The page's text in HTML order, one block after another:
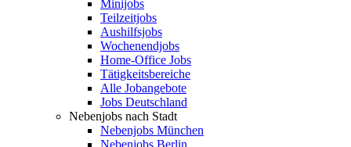
Minijobs
Teilzeitjobs
Aushilfsjobs
Wochenendjobs
Home-Office Jobs
Tätigkeitsbereiche
Alle Jobangebote
Jobs Deutschland
Nebenjobs nach Stadt
Nebenjobs München
Nebenjobs Berlin